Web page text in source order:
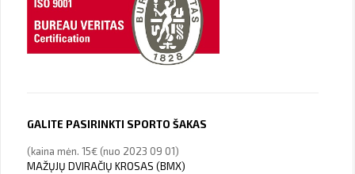
GALITE PASIRINKTI SPORTO ŠAKAS
(kaina mėn. 15€ (nuo 2023 09 01)
MAŽŲJŲ DVIRAČIŲ KROSAS (BMX)